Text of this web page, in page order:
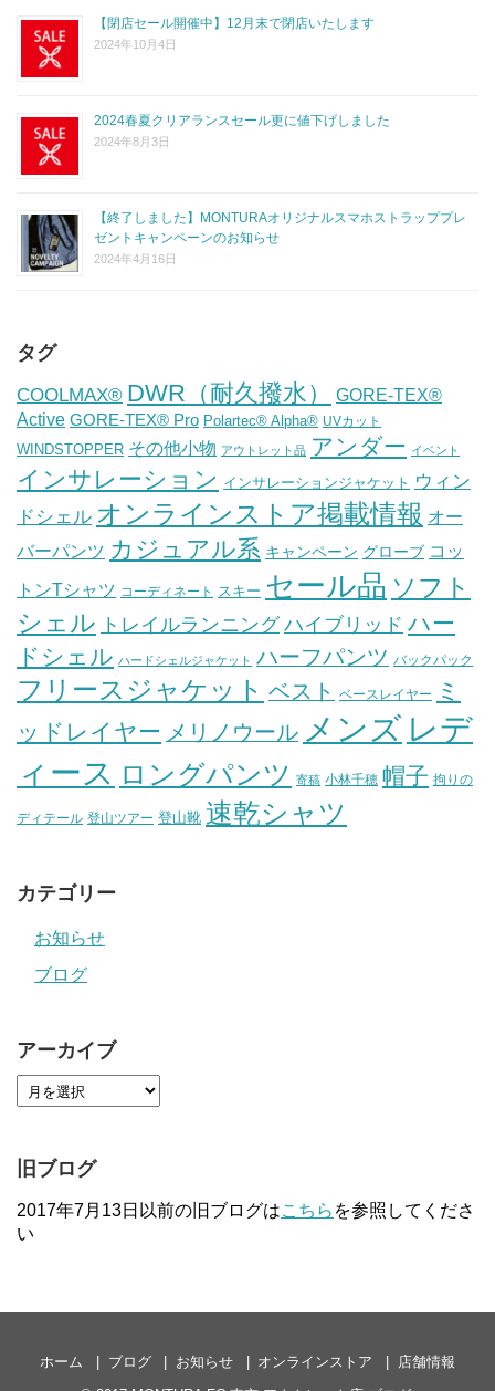
【閉店セール開催中】12月末で閉店いたします
2024年10月4日
2024春夏クリアランスセール更に値下げしました
2024年8月3日
【終了しました】MONTURAオリジナルスマホストラッププレ
ゼントキャンペーンのお知らせ
2024年4月16日
タグ
COOLMAX® DWR（耐久撥水）
GORE-TEX®
Active GORE-TEX® Pro Polartec® Alpha® UVカット
WINDSTOPPER その他小物 アウトレット品 アンダー イベント
インサレーション インサレーションジャケット ウィン
ドシェル オンラインストア掲載情報 オー
バーパンツ カジュアル系 キャンペーン グローブ コッ
トンTシャツ コーディネート スキー セール品 ソフト
シェル トレイルランニング ハイブリッド ハー
ドシェル ハードシェルジャケット ハーフパンツ バックパック
フリースジャケット ベスト ベースレイヤー
ミ
ッドレイヤー メリノウール メンズ レデ
ィース ロングパンツ 寄稿 小林千穂 帽子 拘りの
ディテール 登山ツアー 登山靴 速乾シャツ
カテゴリー
お知らせ
ブログ
アーカイブ
旧ブログ
2017年7月13日以前の旧ブログはこちら を参照してくださ
い
ホーム ブログ お知らせ オンラインストア
店舗情報